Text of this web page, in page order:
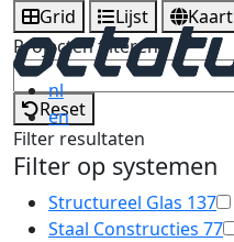
nl
en
Grid Lijst
Kaart
Projecten filteren
Reset
Filter resultaten
Filter op systemen
Structureel Glas 137
Staal Constructies 77